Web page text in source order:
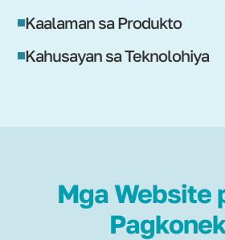
Kaalaman sa Produkto
Kahusayan sa Teknolohiya
Mga Website